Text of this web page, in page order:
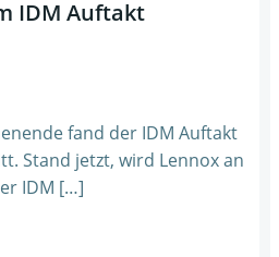
IDM Auftakt
fand der IDM Auftakt
Stand jetzt, wird Lennox an
IDM […]